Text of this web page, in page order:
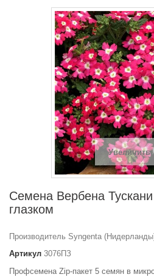
Увеличить
Семена Вербена
глазком
Производитель Syngenta
Артикул 3076ПЗ
Профсемена Zip-пакет 5 семян в